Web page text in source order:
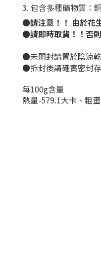
3. 包含多種礦物質：
●請注意！！ 由於花
●請即時取貨！！否
●未開封請置於陰涼
●拆封後請確實密封
每100g含量
熱量-579.1大卡、 粗